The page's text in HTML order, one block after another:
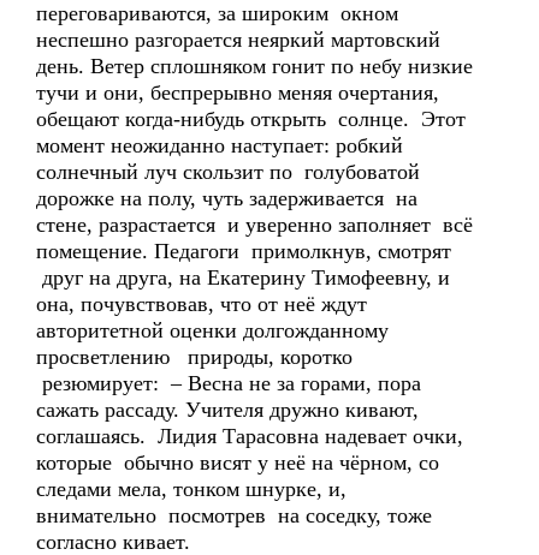
переговариваются, за широким окном
неспешно разгорается неяркий мартовский
день. Ветер сплошняком гонит по небу низкие
тучи и они, беспрерывно меняя очертания,
обещают когда-нибудь открыть солнце. Этот
момент неожиданно наступает: робкий
солнечный луч скользит по голубоватой
дорожке на полу, чуть задерживается на
стене, разрастается и уверенно заполняет всё
помещение. Педагоги примолкнув, смотрят
друг на друга, на Екатерину Тимофеевну, и
она, почувствовав, что от неё ждут
авторитетной оценки долгожданному
просветлению природы, коротко
резюмирует: – Весна не за горами, пора
сажать рассаду. Учителя дружно кивают,
соглашаясь. Лидия Тарасовна надевает очки,
которые обычно висят у неё на чёрном, со
следами мела, тонком шнурке, и,
внимательно посмотрев на соседку, тоже
согласно кивает.